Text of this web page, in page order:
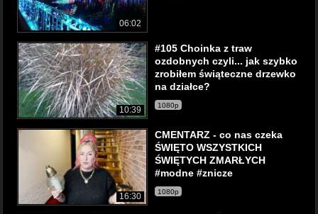
06:02
10:39
#105 Choinka z traw
ozdobnych czyli... jak szybko
zrobiłem świąteczne drzewko
na działce?
1080p
16:30
CMENTARZ - co nas czeka
ŚWIĘTO WSZYSTKICH
ŚWIĘTYCH ZMARŁYCH
#modne #znicze
1080p